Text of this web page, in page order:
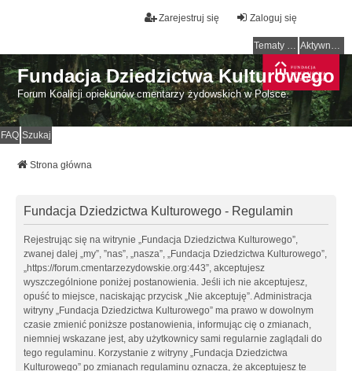
Zaloguj się
Zarejestruj się
Tematy bez odpowiedzi Aktywne tematy
Fundacja Dziedzictwa Kulturowego
Forum Koalicji opiekunów cmentarzy żydowskich w Polsce.
FAQ Szukaj
Strona główna
Fundacja Dziedzictwa Kulturowego - Regulamin
Rejestrując się na witrynie „Fundacja Dziedzictwa Kulturowego”,
zwanej dalej „my”, ”nas”, „nasza”, „Fundacja Dziedzictwa Kulturowego”,
„https://forum.cmentarzezydowskie.org:443”, akceptujesz
wyszczególnione poniżej postanowienia. Jeśli ich nie akceptujesz,
opuść to miejsce, naciskając przycisk „Nie akceptuję”. Administracja
witryny „Fundacja Dziedzictwa Kulturowego” ma prawo w dowolnym
czasie zmienić poniższe postanowienia, informując cię o zmianach,
niemniej wskazane jest, aby użytkownicy sami regularnie zaglądali do
tego regulaminu. Korzystanie z witryny „Fundacja Dziedzictwa
Kulturowego” po zmianach regulaminu oznacza, że akceptujesz te